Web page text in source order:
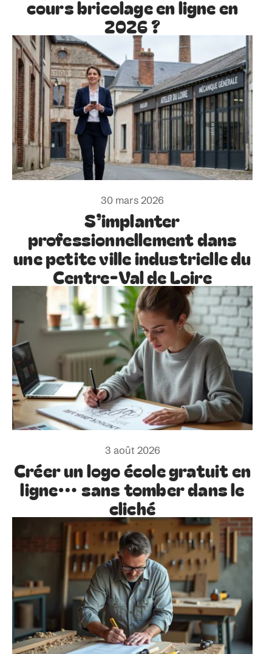
cours bricolage en ligne en
2026 ?
30 mars 2026
S’implanter
professionnellement dans
une petite ville industrielle du
Centre-Val de Loire
3 août 2026
Créer un logo école gratuit en
ligne… sans tomber dans le
cliché